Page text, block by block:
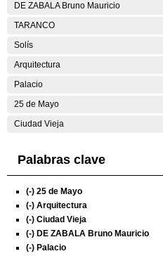
DE ZABALA Bruno Mauricio
TARANCO
Solís
Arquitectura
Palacio
25 de Mayo
Ciudad Vieja
Palabras clave
(-) 25 de Mayo
(-) Arquitectura
(-) Ciudad Vieja
(-) DE ZABALA Bruno Mauricio
(-) Palacio